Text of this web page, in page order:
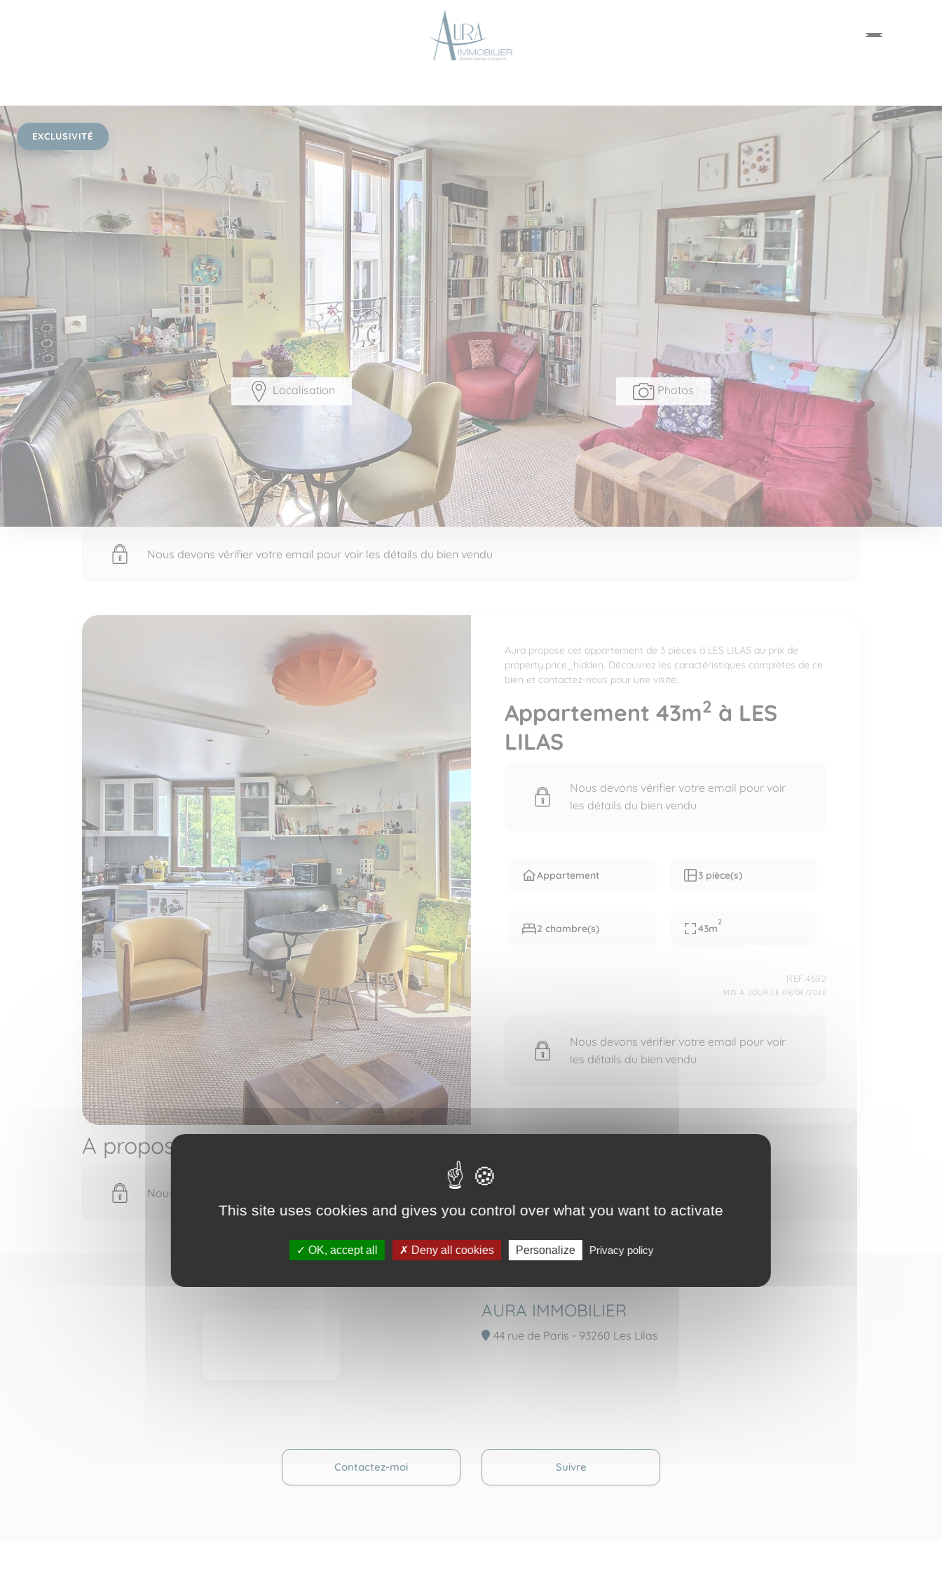
EXCLUSIVITÉ
Photos
Localisation
Nous devons vérifier votre email pour voir les détails du bien vendu
Aura propose cet appartement de 3 pièces à LES LILAS au prix de
property.price_hidden. Découvrez les caractéristiques complètes de ce
bien et contactez-nous pour une visite.
Appartement 43m2 à LES
LILAS
Nous devons vérifier votre email pour voir
les détails du bien vendu
Appartement 3 pièce(s)
2 chambre(s) 43m
2
REF.4682
MIS À JOUR LE 09/08/2026
Nous devons vérifier votre email pour voir
les détails du bien vendu
A propos de
Nous devons vérifier votre email pour voir les détails du bien vendu
AURA IMMOBILIER
44 rue de Paris - 93260 Les Lilas
Contactez-moi Suivre
This site uses cookies and gives you control over what you want to activate
OK, accept all Deny all cookies Personalize Privacy policy